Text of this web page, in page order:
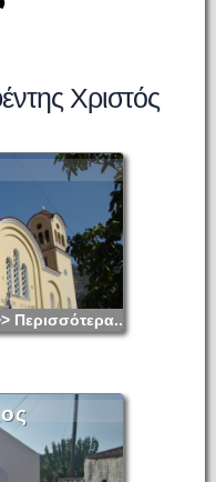
Χριστός
Περισσότερα...